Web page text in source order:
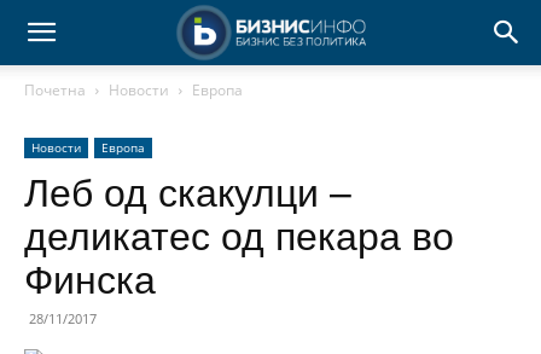
Почетна Новости Европа
Новости Европа
Леб од скакулци –
деликатес од пекара во
Финска
28/11/2017